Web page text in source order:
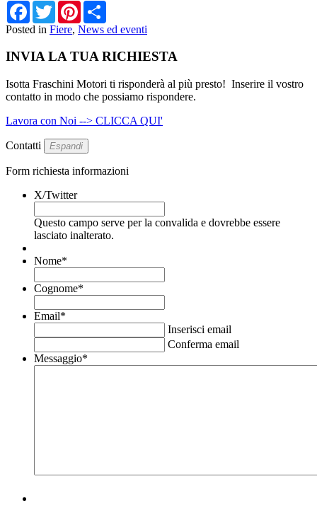
Facebook
TwitterPinterest
Posted in Fiere, News ed eventi
INVIA LA TUA RICHIESTA
Isotta Fraschini Motori ti risponderà al più presto! Inserire il vostro
contatto in modo che possiamo rispondere.
Lavora con Noi --> CLICCA QUI'
Contatti Espandi
Form richiesta informazioni
X/Twitter
Questo campo serve per la convalida e dovrebbe essere
lasciato inalterato.
Nome*
Cognome*
Email*
Inserisci email
Conferma email
Messaggio*